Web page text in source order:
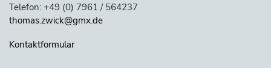
Telefon: +49 (0) 7961 / 564237
thomas.zwick@gmx.de
Kontaktformular